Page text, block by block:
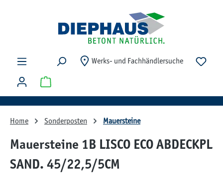
Werks- und Fachhändlersuche Du
Warenkorb enthält 0 Positionen. Der Gesamtwert
Home Sonderposten Mauersteine
Mauersteine 1B LISCO ECO ABDECKPL
SAND. 45/22,5/5CM